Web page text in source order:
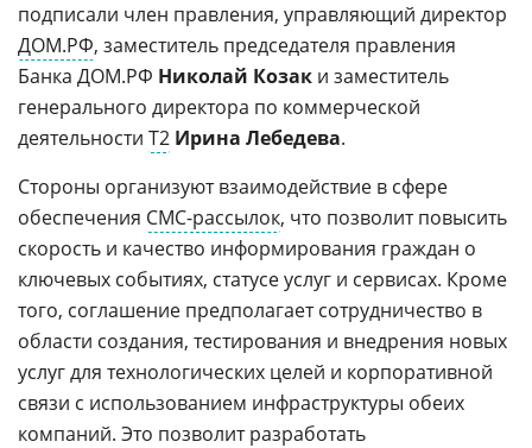
подписали член правления, управляющий директор
ДОМ.РФ, заместитель председателя правления
Банка ДОМ.РФ Николай Козак и заместитель
генерального директора по коммерческой
деятельности Т2 Ирина Лебедева.
Стороны организуют взаимодействие в сфере
обеспечения СМС-рассылок, что позволит повысить
скорость и качество информирования граждан о
ключевых событиях, статусе услуг и сервисах. Кроме
того, соглашение предполагает сотрудничество в
области создания, тестирования и внедрения новых
услуг для технологических целей и корпоративной
связи с использованием инфраструктуры обеих
компаний. Это позволит разработать